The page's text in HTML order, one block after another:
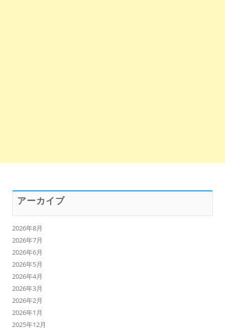
アーカイブ
2026年8月
2026年7月
2026年6月
2026年5月
2026年4月
2026年3月
2026年2月
2026年1月
2025年12月